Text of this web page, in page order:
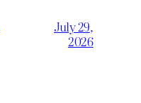
July 29,
2026